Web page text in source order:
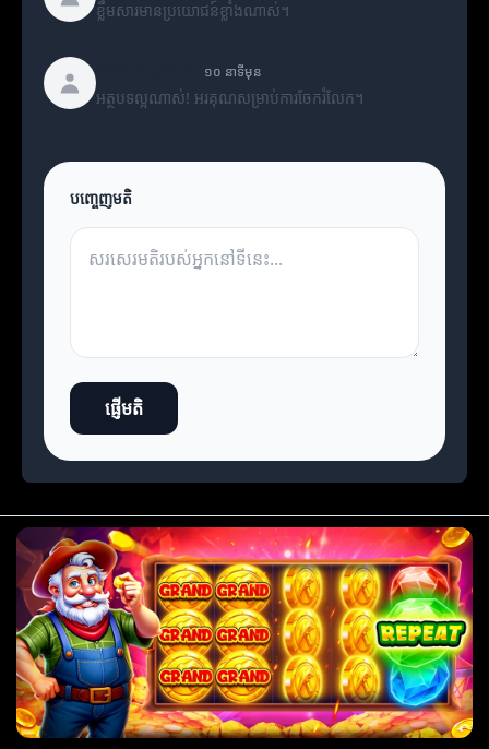
ខ្លឹមសារមានប្រយោជន៍ខ្លាំងណាស់។
១០ នាទីមុន
អត្ថបទល្អណាស់! អរគុណសម្រាប់ការចែករំលែក។
បញ្ចេញមតិ
ផ្ញើមតិ